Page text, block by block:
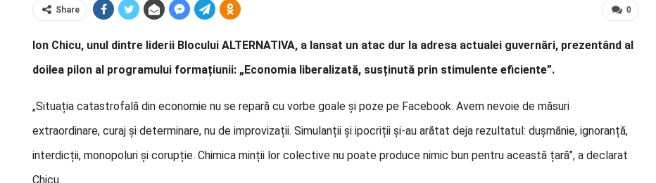
0
Share
Ion Chicu, unul dintre liderii Blocului ALTERNATIVA, a lansat un atac dur la adresa actualei guvernări, prezentând al
doilea pilon al programului formațiunii: „Economia liberalizată, susținută prin stimulente eficiente”.
„Situația catastrofală din economie nu se repară cu vorbe goale și poze pe Facebook. Avem nevoie de măsuri
extraordinare, curaj și determinare, nu de improvizații. Simulanții și ipocriții și-au arătat deja rezultatul: dușmănie, ignoranță,
interdicții, monopoluri și corupție. Chimica minții lor colective nu poate produce nimic bun pentru această țară”, a declarat
Chicu.